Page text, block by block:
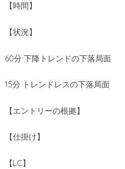
【時間】
【状況】
60分 下降トレンドの下落局面
15分 トレンドレスの下落局面
【エントリーの根拠】
【仕掛け】
【LC】